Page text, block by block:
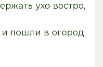
ухо востро,
и пошли в огород;